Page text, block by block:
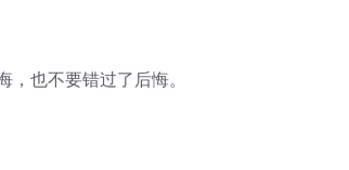
，也不要错过了后悔。